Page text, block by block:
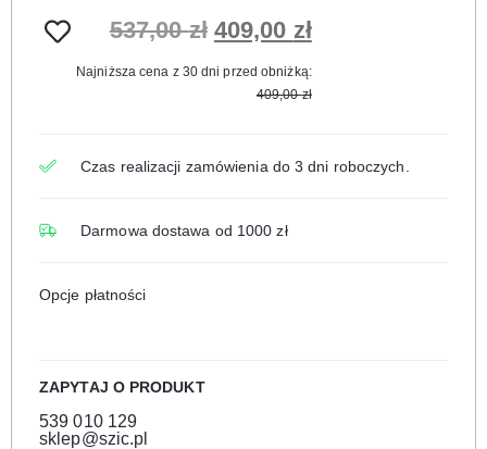
537,00zł 409,00 zł
Najniższa cena z 30 dni przed obniżką:
409,00zł
Czas realizacji zamówienia do 3 dni roboczych.
Darmowa dostawa od 1000 zł
Opcje płatności
ZAPYTAJ O PRODUKT
539 010 129
sklep@szic.pl